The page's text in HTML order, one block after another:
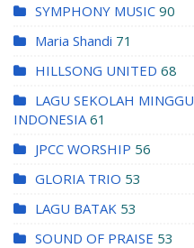
SYMPHONY MUSIC 90
Maria Shandi 71
HILLSONG UNITED 68
LAGU SEKOLAH MINGGU
INDONESIA 61
JPCC WORSHIP 56
GLORIA TRIO 53
LAGU BATAK 53
SOUND OF PRAISE 53